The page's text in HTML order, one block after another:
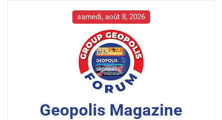
samedi, août 8, 2026
Geopolis Magazine